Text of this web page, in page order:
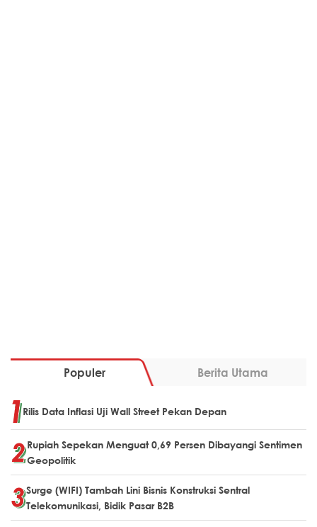
Populer Berita Utama
Rilis Data Inflasi Uji Wall Street Pekan Depan
Rupiah Sepekan Menguat 0,69 Persen Dibayangi Sentimen
Geopolitik
Surge (WIFI) Tambah Lini Bisnis Konstruksi Sentral
Telekomunikasi, Bidik Pasar B2B